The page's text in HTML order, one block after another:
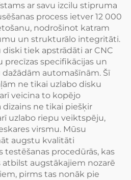
ar savu izcilu stipruma
process ietver 12 000
nodrošinot katram
un strukturālo integritāti.
tiek apstrādāti ar CNC
precīzas specifikācijas un
automašīnām. Šī
ne tikai uzlabo disku
veicina to kopējo
ne tikai piešķir
uzlabo riepu veiktspēju,
virsmu. Mūsu
augstu kvalitāti
testēšanas procedūrās, kas
atbilst augstākajiem nozarē
pirms tas nonāk pie